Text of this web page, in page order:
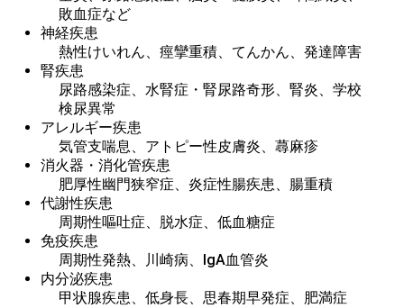
敗血症など
神経疾患
熱性けいれん、痙攣重積、てんかん、発達障害
腎疾患
尿路感染症、水腎症・腎尿路奇形、腎炎、学校
検尿異常
アレルギー疾患
気管支喘息、アトピー性皮膚炎、蕁麻疹
消火器・消化管疾患
肥厚性幽門狭窄症、炎症性腸疾患、腸重積
代謝性疾患
周期性嘔吐症、脱水症、低血糖症
免疫疾患
周期性発熱、川崎病、IgA血管炎
内分泌疾患
甲状腺疾患、低身長、思春期早発症、肥満症